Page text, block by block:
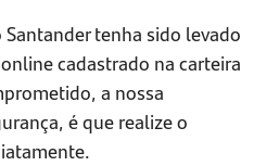
tenha sido levado
cadastrado na carteira
a nossa
é que realize o